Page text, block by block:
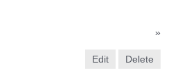
»
Edit Delete